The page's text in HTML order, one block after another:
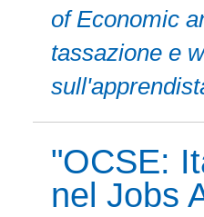
of Economic
tassazione e
"OCSE:
nel Jobs